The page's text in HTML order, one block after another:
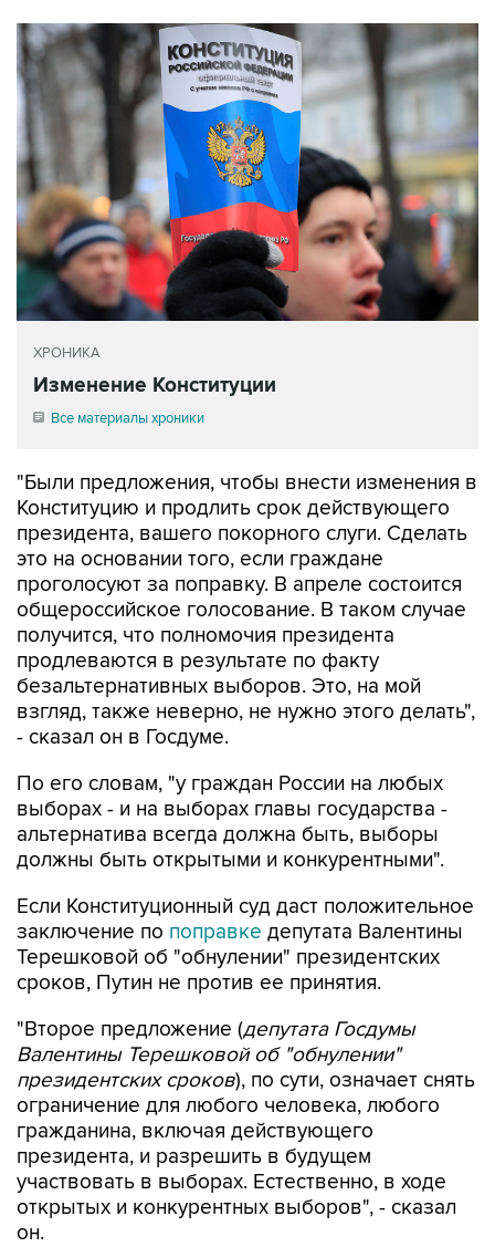
ХРОНИКА
Изменение Конституции
Все материалы хроники
"Были предложения, чтобы внести изменения в
Конституцию и продлить срок действующего
президента, вашего покорного слуги. Сделать
это на основании того, если граждане
проголосуют за поправку. В апреле состоится
общероссийское голосование. В таком случае
получится, что полномочия президента
продлеваются в результате по факту
безальтернативных выборов. Это, на мой
взгляд, также неверно, не нужно этого делать",
- сказал он в Госдуме.
По его словам, "у граждан России на любых
выборах - и на выборах главы государства -
альтернатива всегда должна быть, выборы
должны быть открытыми и конкурентными".
Если Конституционный суд даст положительное
заключение по поправке депутата Валентины
Терешковой об "обнулении" президентских
сроков, Путин не против ее принятия.
"Второе предложение (депутата Госдумы
Валентины Терешковой об "обнулении"
президентских сроков), по сути, означает снять
ограничение для любого человека, любого
гражданина, включая действующего
президента, и разрешить в будущем
участвовать в выборах. Естественно, в ходе
открытых и конкурентных выборов", - сказал
он.